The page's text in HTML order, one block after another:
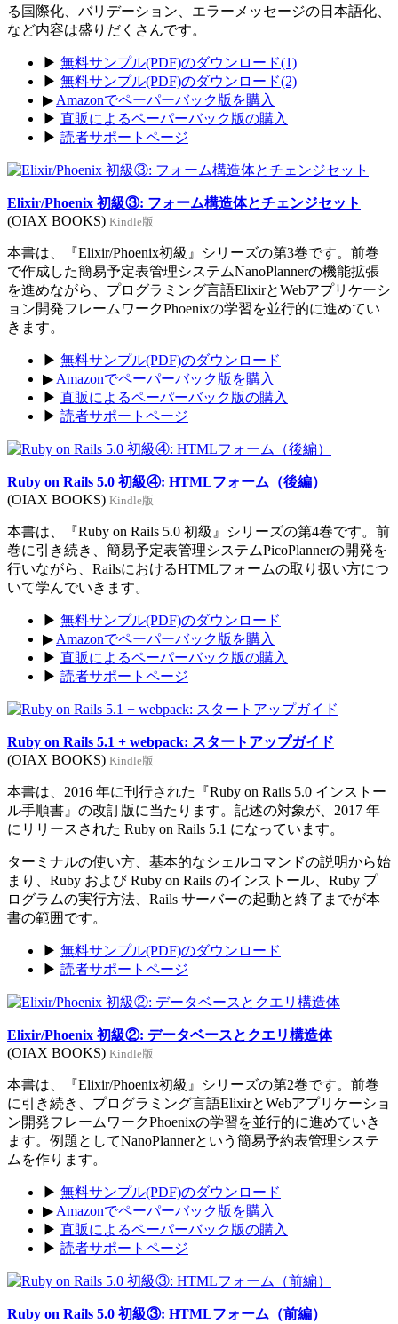
る国際化、バリデーション、エラーメッセージの日本語化、
など内容は盛りだくさんです。
▶ 無料サンプル(PDF)のダウンロード(1)
▶ 無料サンプル(PDF)のダウンロード(2)
▶ Amazonでペーパーバック版を購入
▶ 直販によるペーパーバック版の購入
▶ 読者サポートページ
Elixir/Phoenix 初級③: フォーム構造体とチェンジセット
(OIAX BOOKS) Kindle版
本書は、『Elixir/Phoenix初級』シリーズの第3巻です。前巻
で作成した簡易予定表管理システムNanoPlannerの機能拡張
を進めながら、プログラミング言語ElixirとWebアプリケーシ
ョン開発フレームワークPhoenixの学習を並行的に進めてい
きます。
▶ 無料サンプル(PDF)のダウンロード
▶ Amazonでペーパーバック版を購入
▶ 直販によるペーパーバック版の購入
▶ 読者サポートページ
Ruby on Rails 5.0 初級④: HTMLフォーム（後編）
(OIAX BOOKS) Kindle版
本書は、『Ruby on Rails 5.0 初級』シリーズの第4巻です。前
巻に引き続き、簡易予定表管理システムPicoPlannerの開発を
行いながら、RailsにおけるHTMLフォームの取り扱い方につ
いて学んでいきます。
▶ 無料サンプル(PDF)のダウンロード
▶ Amazonでペーパーバック版を購入
▶ 直販によるペーパーバック版の購入
▶ 読者サポートページ
Ruby on Rails 5.1 + webpack: スタートアップガイド
(OIAX BOOKS) Kindle版
本書は、2016 年に刊行された『Ruby on Rails 5.0 インストー
ル手順書』の改訂版に当たります。記述の対象が、2017 年
にリリースされた Ruby on Rails 5.1 になっています。
ターミナルの使い方、基本的なシェルコマンドの説明から始
まり、Ruby および Ruby on Rails のインストール、Ruby プ
ログラムの実行方法、Rails サーバーの起動と終了までが本
書の範囲です。
▶ 無料サンプル(PDF)のダウンロード
▶ 読者サポートページ
Elixir/Phoenix 初級②: データベースとクエリ構造体
(OIAX BOOKS) Kindle版
本書は、『Elixir/Phoenix初級』シリーズの第2巻です。前巻
に引き続き、プログラミング言語ElixirとWebアプリケーショ
ン開発フレームワークPhoenixの学習を並行的に進めていき
ます。例題としてNanoPlannerという簡易予約表管理システ
ムを作ります。
▶ 無料サンプル(PDF)のダウンロード
▶ Amazonでペーパーバック版を購入
▶ 直販によるペーパーバック版の購入
▶ 読者サポートページ
Ruby on Rails 5.0 初級③: HTMLフォーム（前編）